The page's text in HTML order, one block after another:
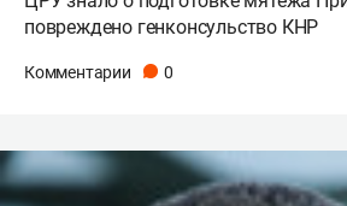
повреждено генконсульство КНР
Комментарии 0